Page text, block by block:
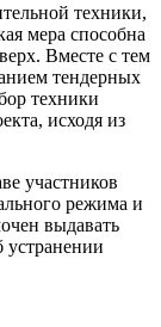
техники,
мера способна
Вместе с тем
тендерных
техники
исходя из
участников
режима и
выдавать
устранении